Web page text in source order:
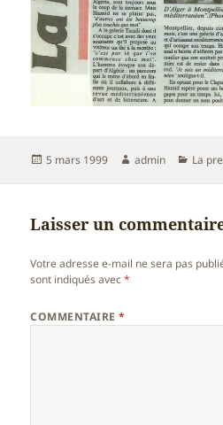
Publié
5 mars 1999 Auteur
admin La
Laisser un
Votre adresse e-mail ne sera pas
sont indiqués avec*
COMMENTAIRE*